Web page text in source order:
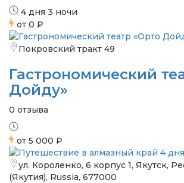
4 дня 3 ночи
от 0 ₽
Покровский тракт 49
Гастрономический
Дойду»
0 отзыва
от 5 000 ₽
ул. Короленко, 6 корпус 1, Якутск,
(Якутия), Russia, 677000